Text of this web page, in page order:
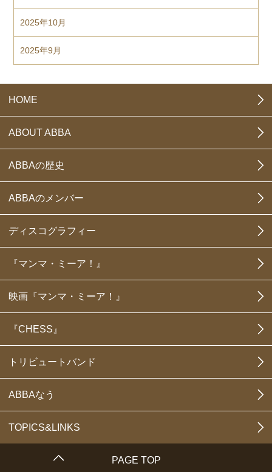
2025年10月
2025年9月
HOME
ABOUT ABBA
ABBAの歴史
ABBAのメンバー
ディスコグラフィー
『マンマ・ミーア！』
映画『マンマ・ミーア！』
『CHESS』
トリビュートバンド
ABBAなう
TOPICS&LINKS
PAGE TOP